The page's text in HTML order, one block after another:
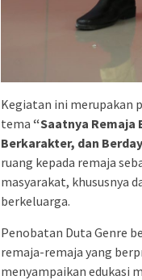
Kegiatan ini merupakan
tema “Saatnya Remaja
Berkarakter, dan
ruang kepada remaja
masyarakat, khususnya
berkeluarga.
Penobatan Duta Genre
remaja-remaja yang
menyampaikan edukasi